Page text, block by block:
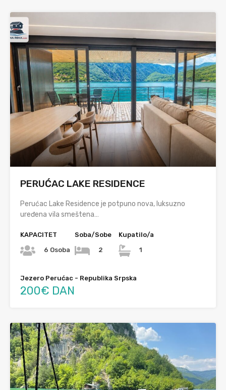
PERUĆAC LAKE RESIDENCE
Perućac Lake Residence je potpuno nova, luksuzno
uređena vila smeštena…
KAPACITET
6 Osoba
Soba/Sobe
2
Kupatilo/a
1
Jezero Perućac - Republika Srpska
200€ DAN